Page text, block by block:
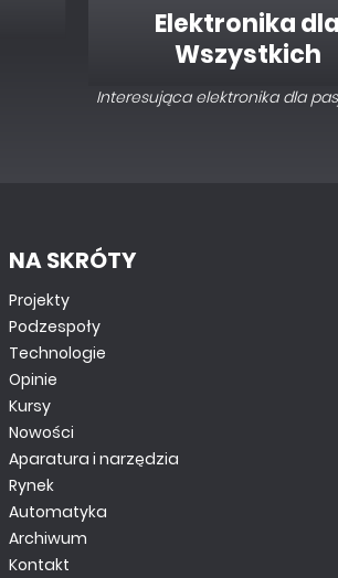
Elektronika dla
Wszystkich
Interesująca elektronika dla
NA SKRÓTY
Projekty
Podzespoły
Technologie
Opinie
Kursy
Nowości
Aparatura i narzędzia
Rynek
Automatyka
Archiwum
Kontakt